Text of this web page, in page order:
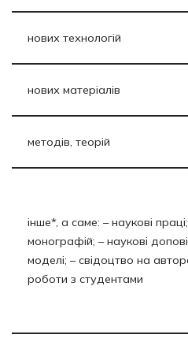
нових технологій
нових матеріалів
методів, теорій
інше*, а саме: – наукові
монографій; – наукові
моделі; – свідоцтво на
роботи з студентами